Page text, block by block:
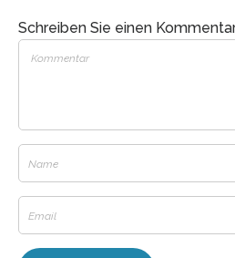
Schreiben Sie einen